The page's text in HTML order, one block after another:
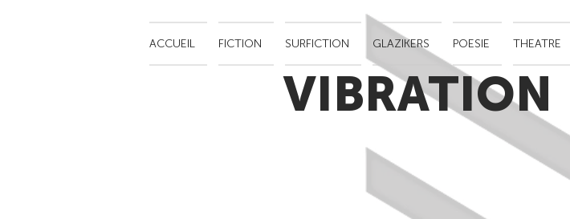
ACCUEIL FICTION SURFICTION GLAZIKERS POESIE THEATRE
VIBRATION